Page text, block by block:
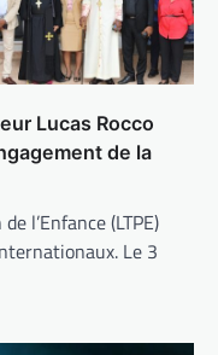
Lucas Rocco
de la
l’Enfance (LTPE)
Le 3